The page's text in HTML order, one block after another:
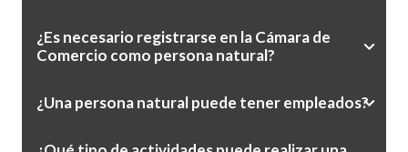
¿Es necesario registrarse en la Cámara de
Comercio como persona natural?
¿Una persona natural puede tener empleados?